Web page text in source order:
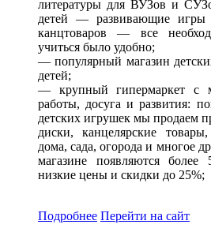
литературы для ВУЗов и
детей — развивающие игры
канцтоваров — все
учиться было удобно;
— популярный магазин
детей;
— крупный гипермаркет с
работы, досуга и развития:
детских игрушек мы продаем
диски, канцелярские
дома, сада, огорода и многое
магазине появляются
низкие цены и скидки до 25%;
Подробнее Перейти на сайт